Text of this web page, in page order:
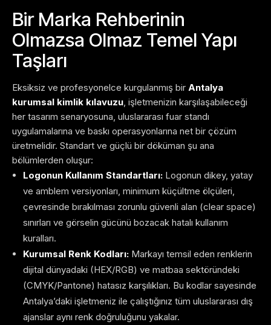
Bir Marka Rehberinin
Olmazsa Olmaz Temel Yapı
Taşları
Eksiksiz ve profesyonelce kurgulanmış bir Antalya
kurumsal kimlik kılavuzu, işletmenizin karşılaşabileceği
her tasarım senaryosuna, uluslararası fuar standı
uygulamalarına ve baskı operasyonlarına net bir çözüm
üretmelidir. Standart ve güçlü bir döküman şu ana
bölümlerden oluşur:
Logonun Kullanım Standartları: Logonun dikey, yatay
ve amblem versiyonları, minimum küçültme ölçüleri,
çevresinde bırakılması zorunlu güvenli alan (clear space)
sınırları ve görselin gücünü bozacak hatalı kullanım
kuralları.
Kurumsal Renk Kodları: Markayı temsil eden renklerin
dijital dünyadaki (HEX/RGB) ve matbaa sektöründeki
(CMYK/Pantone) hatasız karşılıkları. Bu kodlar sayesinde
Antalya’daki işletmeniz ile çalıştığınız tüm uluslararası dış
ajanslar aynı renk doğruluğunu yakalar.